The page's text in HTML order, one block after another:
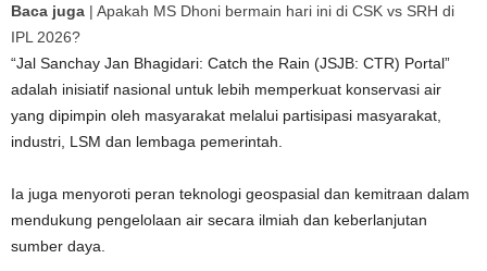
Baca juga | Apakah MS Dhoni bermain hari ini di CSK vs SRH di
IPL 2026?
“Jal Sanchay Jan Bhagidari: Catch the Rain (JSJB: CTR) Portal”
adalah inisiatif nasional untuk lebih memperkuat konservasi air
yang dipimpin oleh masyarakat melalui partisipasi masyarakat,
industri, LSM dan lembaga pemerintah.
Ia juga menyoroti peran teknologi geospasial dan kemitraan dalam
mendukung pengelolaan air secara ilmiah dan keberlanjutan
sumber daya.